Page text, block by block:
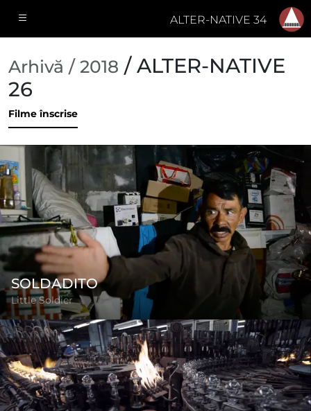
ALTER-NATIVE 34
Arhivă / 2018 / ALTER-NATIVE
26
Filme înscrise
SOLDADITO
Little Soldier